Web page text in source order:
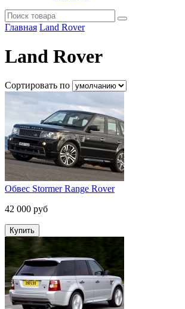
Главная Land Rover
Land Rover
Сортировать по
Обвес Stormer Range Rover
42 000 руб